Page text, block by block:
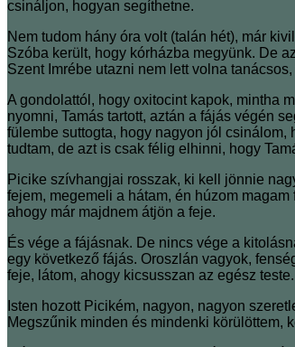
csináljon, hogyan segíthetne.
Nem tudom hány óra volt (talán hét), már
Szóba került, hogy kórházba megyünk. De
Szent Imrébe utazni nem lett volna
A gondolattól, hogy oxitocint kapok, mintha
nyomni, Tamás tartott, aztán a fájás végén
fülembe suttogta, hogy nagyon jól
tudtam, de azt is csak félig elhinni, hogy
Picike szívhangjai rosszak, ki kell jönnie
fejem, megemeli a hátam, én húzom
ahogy már majdnem átjön a feje.
És vége a fájásnak. De nincs vége a
egy következő fájás. Oroszlán vagyok,
feje, látom, ahogy kicsusszan az egész
Isten hozott Picikém, nagyon, nagyon
Megszűnik minden és mindenki körülöttem,